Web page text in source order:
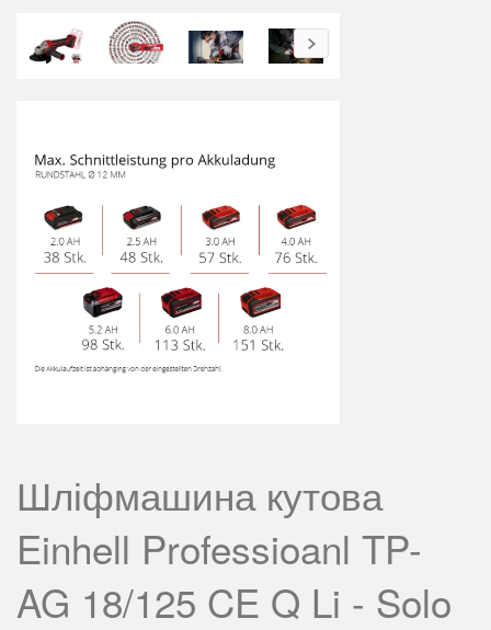
Шліфмашина кутова
Einhell Professioanl TP-
AG 18/125 CE Q Li - Solo